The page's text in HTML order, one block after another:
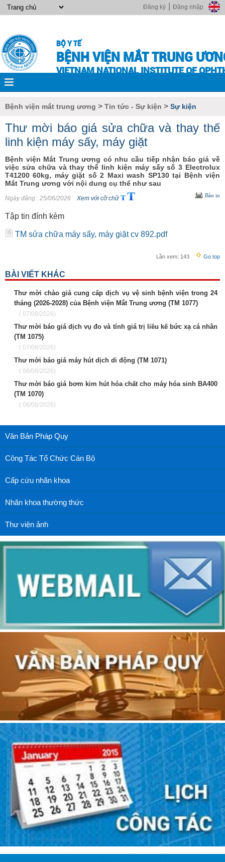
Đăng nhập
Đăng ký
BỘ Y TẾ
BỆNH VIỆN MẮT TRUNG
VIETNAM NATIONAL INSTITUTE OF
Bệnh viện mắt trung ương > Tin tức - Sự kiện > Sự kiện
Thư mời báo giá sửa chữa và thay thế
linh kiện máy sấy, máy giặt
Bệnh viện Mắt Trung ương có nhu cầu tiếp nhận báo giá về
việc sửa chữa và thay thế linh kiện máy sấy số 3 Electrolux
T41200 60kg, máy giặt số 2 Maxi wash SP130 tại Bệnh viện
Mắt Trung ương với nội dung cụ thể như sau
Ngày đăng : 25/06/2026 Xem với cỡ chữ Bản in
Tập tin đính kèm
TM sửa chữa máy sấy, máy giặt cv 892.pdf
Lần xem: 143 Go top
BÀI VIẾT KHÁC
Thư mời chào giá cung cấp dịch vụ vệ sinh bệnh viện trong 24
tháng (2026-2028) của Bệnh viện Mắt Trung ương (TM 1077)
( 07/08/2026)
Thư mời báo giá dịch vụ đo và tính giá trị liều kế bức xạ cá nhân
(TM 1075)
( 07/08/2026)
Thư mời báo giá máy hút dịch di động (TM 1071)
( 06/08/2026)
Thư mời báo giá bơm kim hút hóa chất cho máy hóa sinh BA400
(TM 1070)
( 06/08/2026)
Văn Bản Pháp Quy
Công Tác Tổ Chức Cán Bộ
Cấp cứu nhãn khoa
Nhãn khoa thường thức
Thư viện ảnh